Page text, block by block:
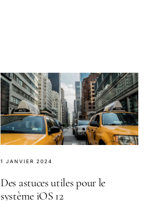
1 JANVIER 2024
Des astuces utiles pour le
système iOS 12